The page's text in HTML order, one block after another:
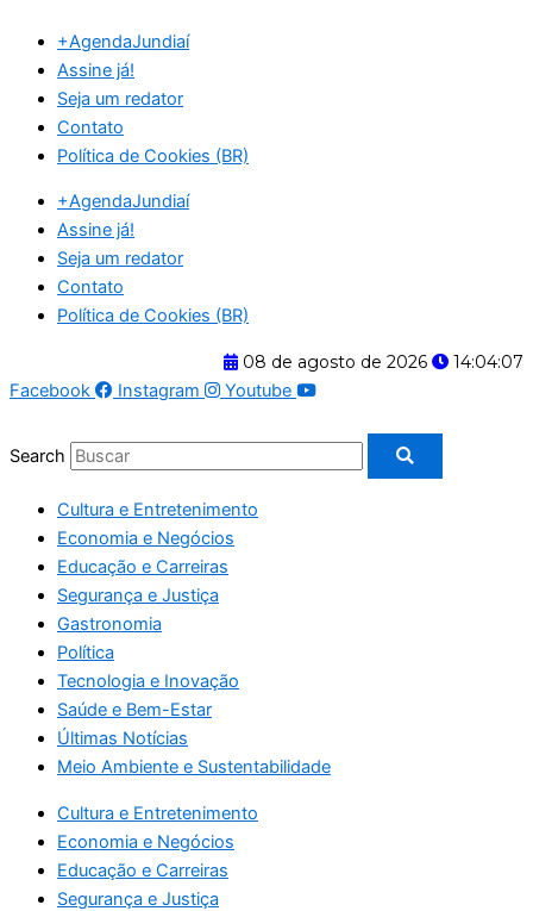
para
conteúdo
+AgendaJundiaí
Assine já!
Seja um redator
Contato
Política de Cookies (BR)
+AgendaJundiaí
Assine já!
Seja um redator
Contato
Política de Cookies (BR)
08 de agosto de 2026
14:04:08
Facebook
Instagram Youtube
Search
Cultura e Entretenimento
Economia e Negócios
Educação e Carreiras
Segurança e Justiça
Gastronomia
Política
Tecnologia e Inovação
Saúde e Bem-Estar
Últimas Notícias
Meio Ambiente e Sustentabilidade
Cultura e Entretenimento
Economia e Negócios
Educação e Carreiras
Segurança e Justiça